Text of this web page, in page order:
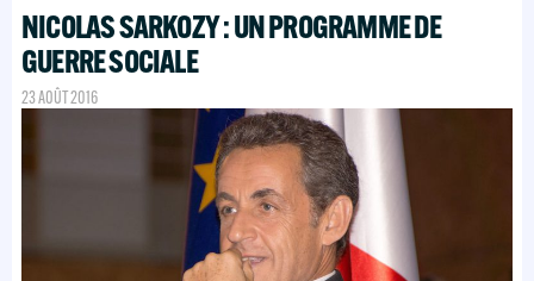
NICOLAS SARKOZY : UN PROGRAMME DE
GUERRE SOCIALE
23 AOÛT 2016